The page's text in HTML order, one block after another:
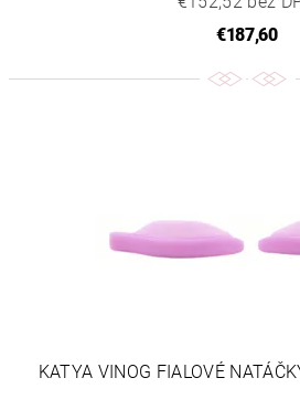
€187,60
KATYA VINOG FIALOVÉ